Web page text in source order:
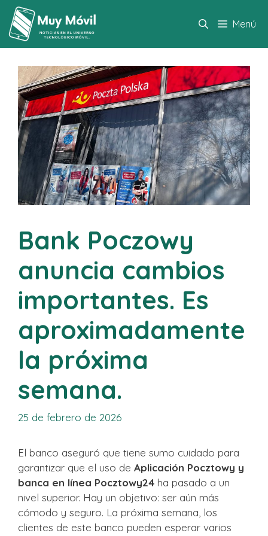
Saltar
contenido
Menú
Bank Poczowy
anuncia cambios
importantes. Es
aproximadamente
la próxima
semana.
25 de febrero de 2026
El banco aseguró que tiene sumo cuidado para
garantizar que el uso de Aplicación Pocztowy y
banca en línea Pocztowy24 ha pasado a un
nivel superior. Hay un objetivo: ser aún más
cómodo y seguro. La próxima semana, los
clientes de este banco pueden esperar varios